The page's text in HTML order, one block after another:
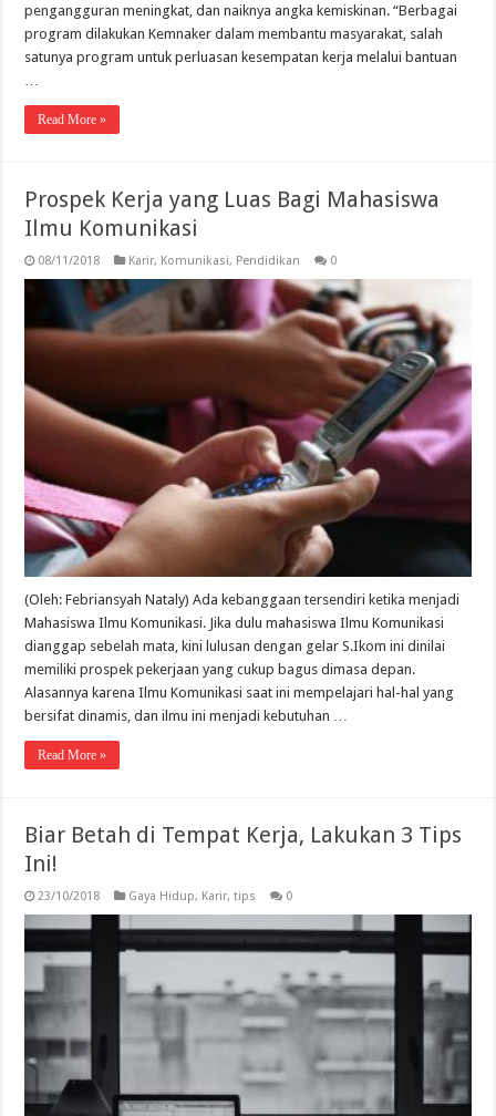
pengangguran meningkat, dan naiknya angka kemiskinan. “Berbagai
program dilakukan Kemnaker dalam membantu masyarakat, salah
satunya program untuk perluasan kesempatan kerja melalui bantuan
Read More »
Prospek Kerja yang Luas Bagi Mahasiswa
Ilmu Komunikasi
08/11/2018 Karir, Komunikasi, Pendidikan 0
(Oleh: Febriansyah Nataly) Ada kebanggaan tersendiri ketika menjadi
Mahasiswa Ilmu Komunikasi. Jika dulu mahasiswa Ilmu Komunikasi
dianggap sebelah mata, kini lulusan dengan gelar S.Ikom ini dinilai
memiliki prospek pekerjaan yang cukup bagus dimasa depan.
Alasannya karena Ilmu Komunikasi saat ini mempelajari hal-hal yang
bersifat dinamis, dan ilmu ini menjadi kebutuhan …
Read More »
Biar Betah di Tempat Kerja, Lakukan 3 Tips
Ini!
23/10/2018 Gaya Hidup, Karir,tips 0